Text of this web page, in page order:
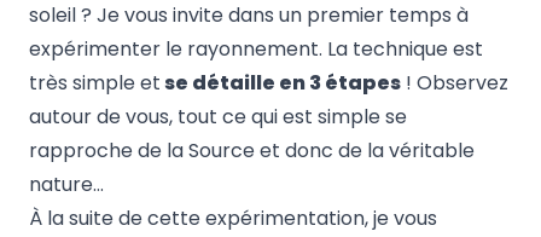
soleil ? Je vous invite dans un premier temps à
expérimenter le rayonnement. La technique est
très simple etse détaille en 3 étapes ! Observez
autour de vous, tout ce qui est simple se
rapproche de la Source et donc de la véritable
nature…
À la suite de cette expérimentation, je vous